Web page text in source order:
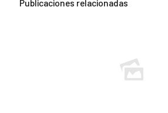
Publicaciones relacionadas